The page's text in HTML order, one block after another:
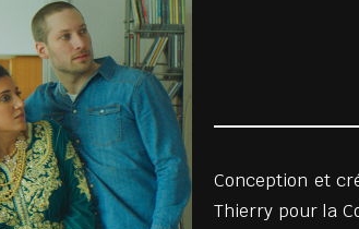
Conception et
Thierry pour la